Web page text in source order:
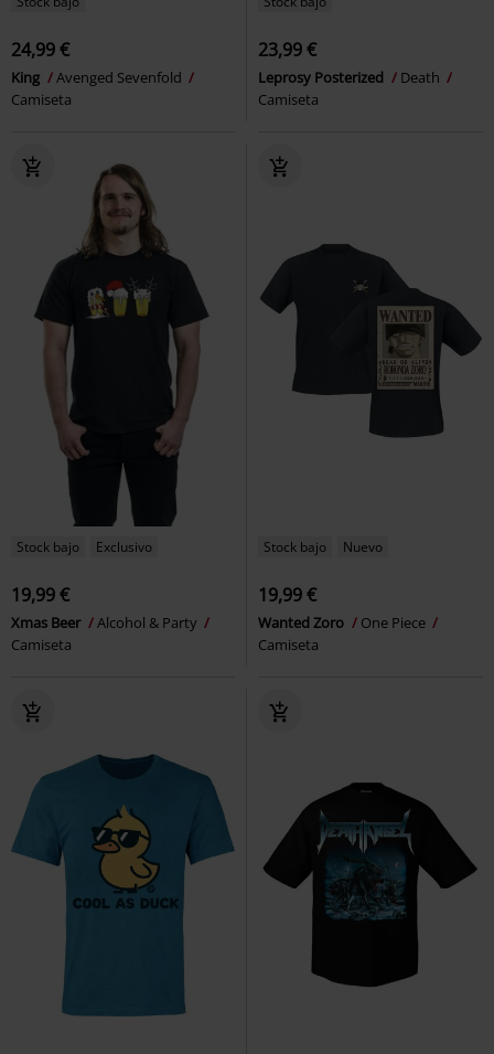
24,99 €
King
Avenged Sevenfold
Camiseta
23,99 €
Leprosy Posterized
Death
Camiseta
Stock bajo Exclusivo
19,99 €
Xmas Beer
Alcohol & Party
Camiseta
Stock bajo Nuevo
19,99 €
Wanted Zoro
One Piece
Camiseta